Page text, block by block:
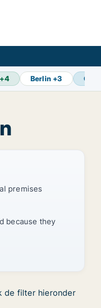
+4 Berlin +3 Oslo
premises
because they
de filter hieronder